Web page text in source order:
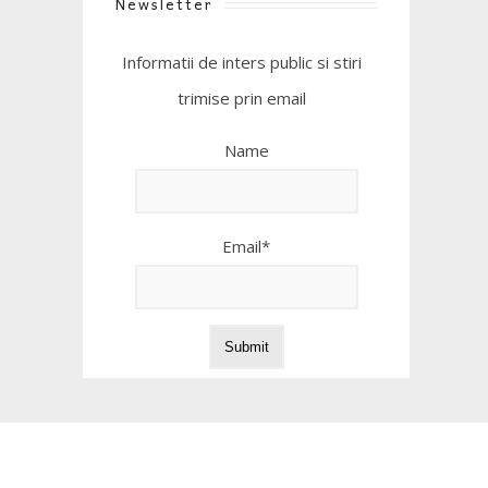
Informatii de inters public si stiri
trimise prin email
Name
Email*